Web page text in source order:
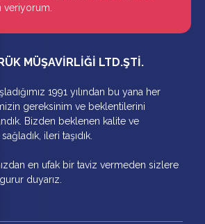
veriyorum.
MÜŞAVİRLİĞİ LTD.ŞTİ.
1991 yılından bu yana her
gereksinim ve beklentilerini
Bizden beklenen kalite ve
ileri taşıdık.
en ufak bir taviz vermeden sizlere
duyarız.